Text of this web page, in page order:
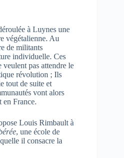
à Luynes une
végétalienne. Au
de militants
individuelle. Ces
veulent pas attendre le
révolution ; Ils
tout de suite et
vont alors
France.
Louis Rimbault à
, une école de
il consacre la